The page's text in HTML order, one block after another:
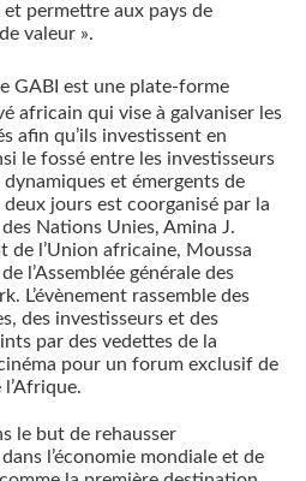
permettre aux pays de
valeur ».
GABI est une plate-forme
africain qui vise à galvaniser les
afin qu’ils investissent en
le fossé entre les investisseurs
et émergents de
deux jours est coorganisé par la
Nations Unies, Amina J.
de l’Union africaine, Moussa
l’Assemblée générale des
L’évènement rassemble des
des investisseurs et des
par des vedettes de la
pour un forum exclusif de
le but de rehausser
l’économie mondiale et de